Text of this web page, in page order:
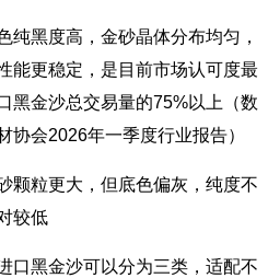
纯黑度高，金砂晶体分布均匀，
能更稳定，是目前市场认可度最
黑金沙总交易量的75%以上（数
协会2026年一季度行业报告）
颗粒更大，但底色偏灰，纯度不
较低
口黑金沙可以分为三类，适配不